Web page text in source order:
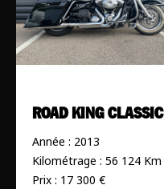
ROAD KING CLASSIC
Année : 2013
Kilométrage : 56 124 Km
Prix : 17 300 €